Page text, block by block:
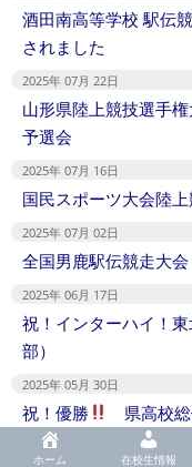
酒田南高等学校 駅伝
されました
2025年 07月 22日
山形県陸上競技選手
予選会
2025年 07月 16日
国民スポーツ大会陸
2025年 07月 02日
全国男鹿駅伝競走大
2025年 06月 17日
祝！インターハイ！
部）
2025年 05月 30日
祝！優勝 県高校総
2025年 05月 21日
ホーム 在校生情報